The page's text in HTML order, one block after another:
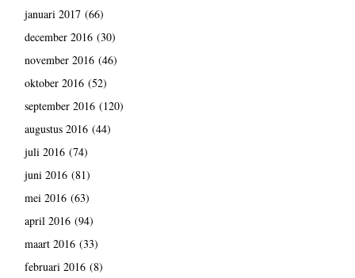
januari 2017(66)
december 2016(30)
november 2016(46)
oktober 2016(52)
september 2016(120)
augustus 2016(44)
juli 2016(74)
juni 2016(81)
mei 2016(63)
april 2016(94)
maart 2016(33)
februari 2016(8)